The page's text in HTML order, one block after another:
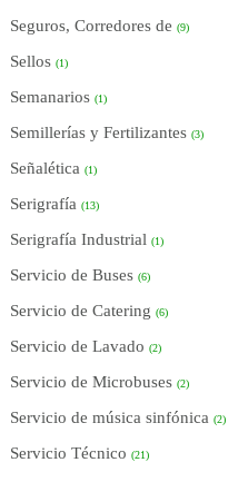
Seguros, Corredores de (9)
Sellos (1)
Semanarios (1)
Semillerías y Fertilizantes (3)
Señalética (1)
Serigrafía (13)
Serigrafía Industrial (1)
Servicio de Buses (6)
Servicio de Catering (6)
Servicio de Lavado (2)
Servicio de Microbuses (2)
Servicio de música sinfónica (2)
Servicio Técnico (21)